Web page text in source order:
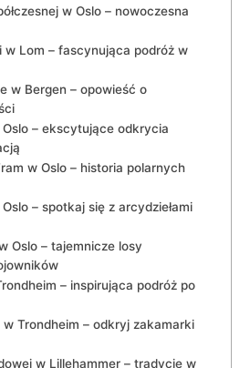
‍w Oslo – nowoczesna
w Lom – fascynująca podróż w
w​ Bergen – opowieść o
– ekscytujące odkrycia⁢
w Oslo ⁣– historia polarnych‌
– spotkaj się ‌z arcydziełami
​Oslo ⁤– ‌tajemnicze losy
‌– inspirująca ​podróż‍ po⁣
‌Trondheim – ⁣odkryj zakamarki
w ​Lillehammer – ⁣tradycje w